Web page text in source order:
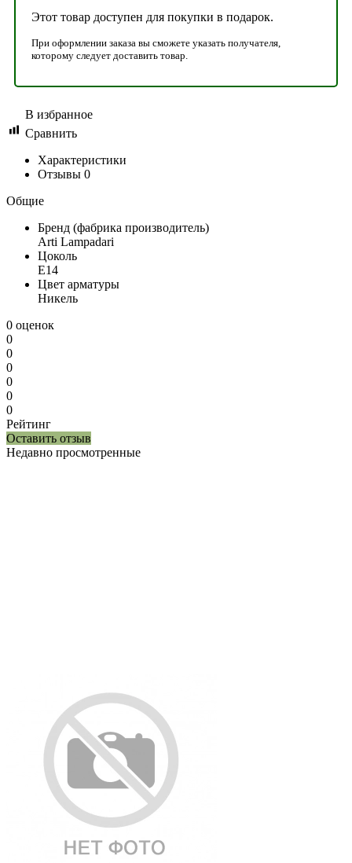
Этот товар доступен для покупки в подарок.
При оформлении заказа вы сможете указать получателя,
которому следует доставить товар.
В избранное
Сравнить
Характеристики
Отзывы 0
Общие
Бренд (фабрика производитель)
Arti Lampadari
Цоколь
E14
Цвет арматуры
Никель
0 оценок
0
0
0
0
0
0
Рейтинг
Оставить отзыв
Недавно просмотренные